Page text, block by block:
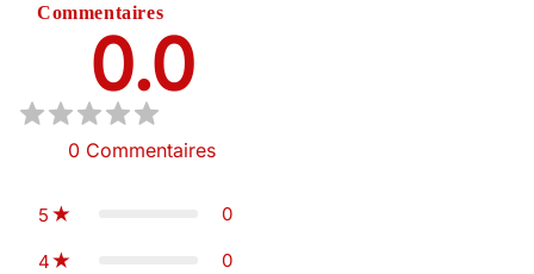
Commentaires
0.0
0 Commentaires
5 0
4 0